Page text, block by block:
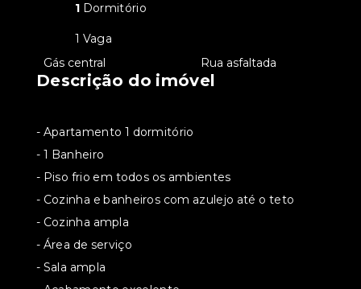
1 Dormitório
1 Vaga
Gás central Rua asfaltada
Descrição do imóvel
- Apartamento 1 dormitório
- 1 Banheiro
- Piso frio em todos os ambientes
- Cozinha e banheiros com azulejo até o teto
- Cozinha ampla
- Área de serviço
- Sala ampla